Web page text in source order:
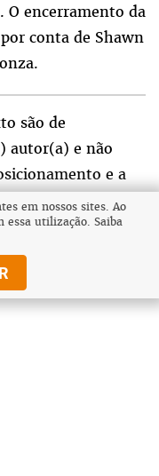
O encerramento da
conta de Shawn
são de
autor(a) e não
e a
tema.
em nossos sites. Ao
essa utilização. Saiba